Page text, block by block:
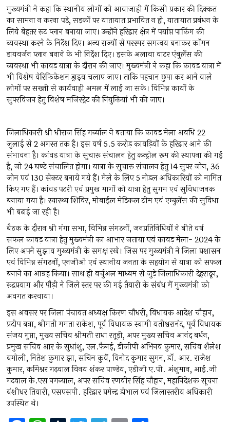
मुख्यमंत्री ने कहा कि स्थानीय लोगों को आवाजाही में किसी प्रकार की दिक्कत
का सामना न करना पड़े, सड़कों पर यातायात प्रभावित न हो, यातायात प्रबंधन के
लिये बेहतर रूट प्लान बनाया जाए। उन्होंने हरिद्वार क्षेत्र में पर्याप्त पार्किंग की
व्यवस्था करने के निर्देश दिए। अन्य राज्यों से परस्पर समन्वय बनाकर कॉमन
डायवर्जन प्लान बनाने के भी निर्देश दिए। इसके अलावा वाटर एंबुलेंस की
व्यवस्था भी कावड़ यात्रा के दौरान की जाए। मुख्यमंत्री ने कहा कि कावड़ यात्रा में
भी विशेष वेरिफिकेशन ड्राइव चलाए जाए। ताकि पहचान छुपा कर आने वाले
लोगों पर सख्ती से कार्यवाही अमल में लाई जा सके। विभिन्न कार्यों के
सुपरविजन हेतु विशेष मजिस्ट्रेट की नियुक्तियां भी की जाए।
जिलाधिकारी श्री धीराज सिंह गर्ब्याल ने बताया कि कावड़ मेला अवधि 22
जुलाई से 2 अगस्त तक है। इस वर्ष 5.5 करोड़ कावड़ियों के हरिद्वार आने की
संभावना है। कांवड यात्रा के सुचारू संचालन हेतु कन्ट्रोल रूम की स्थापना की गई
है, जो 24 घण्टे संचालित होगा। यात्रा के सुचारू संचालन हेतु 14 सुपर जोन, 36
जोन एवं 130 सेक्टर बनाये गये हैं। मेले के लिए 5 नोडल अधिकारियों को नामित
किए गए हैं। कांवड पटरी एवं प्रमुख मार्गों को यात्रा हेतु सुगम एवं सुविधाजनक
बनाया गया है। स्वास्थ्य शिविर, मोबाईल मेडिकल टीम एवं एम्बुलेंस की सुविधा
भी बढ़ाई जा रही है।
बैठक के दौरान श्री गंगा सभा, विभिन्न संगठनों, जनप्रतिनिधियों ने बीते वर्ष
सफल कावड़ यात्रा हेतु मुख्यमंत्री का आभार जताया एवं कावड़ मेला- 2024 के
लिए अपने सुझाव मुख्यमंत्री के समक्ष रखे। जिस पर मुख्यमंत्री ने जिला प्रशासन
एवं विभिन्न संगठनों, एनजीओ एवं स्थानीय जनता के सहयोग से यात्रा को सफल
बनाने का आग्रह किया। साथ ही वर्चुअल माध्यम से जुड़े जिलाधिकारी देहरादून,
रूद्रप्रयाग और पौड़ी ने जिले स्तर पर की गई तैयारी के संबंध में मुख्यमंत्री को
अवगत करवाया।
इस अवसर पर जिला पंचायत अध्यक्ष किरण चौधरी, विधायक आदेश चौहान,
प्रदीप बत्रा, श्रीमती ममता राकेश, पूर्व विधायक स्वामी यतीश्वरानंद, पूर्व विधायक
संजय गुप्ता, मुख्य सचिव श्रीमती राधा रतूड़ी, अपर मुख्य सचिव आनंद बर्धन,
प्रमुख सचिव आर के सुधांशु, एल.फैनई, डीजीपी अभिनव कुमार, सचिव शैलेश
बगोली, नितेश कुमार झा, सचिन कुर्वे, विनोद कुमार सुमन, डॉ. आर. राजेश
कुमार, कमिश्नर गढ़वाल विनय शंकर पाण्डेय, एडीजी ए.पी. अंशुमान, आई.जी
गढ़वाल के.एस नगन्याल, अपर सचिव रणवीर सिंह चौहान, महानिदेशक सूचना
बंशीधर तिवारी, एसएसपी. हरिद्वार प्रमेन्द्र डोभाल एवं जिलास्तरीय अधिकारी
उपस्थित थे।